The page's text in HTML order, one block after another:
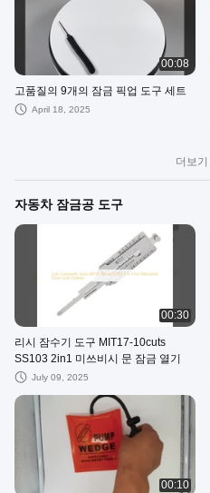
00:08
고품질의 9개의 잠금 픽업 도구 세트
April 18, 2025
더보기
자동차 잠금공 도구
00:30
리시 잠수기 도구 MIT17-10cuts
SS103 2in1 미쓰비시 문 잠금 열기
July 09, 2025
00:10